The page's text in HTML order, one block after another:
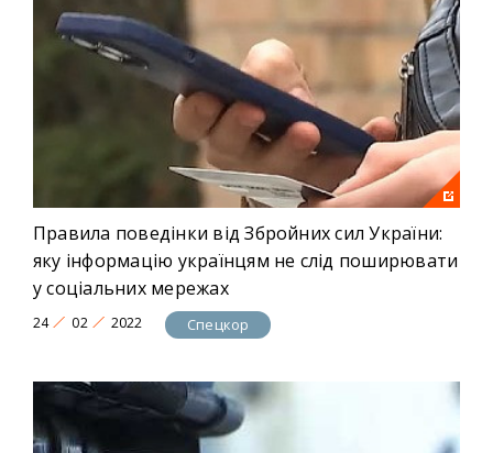
Правила поведінки від Збройних сил України:
яку інформацію українцям не слід поширювати
у соціальних мережах
24 02 2022 Спецкор